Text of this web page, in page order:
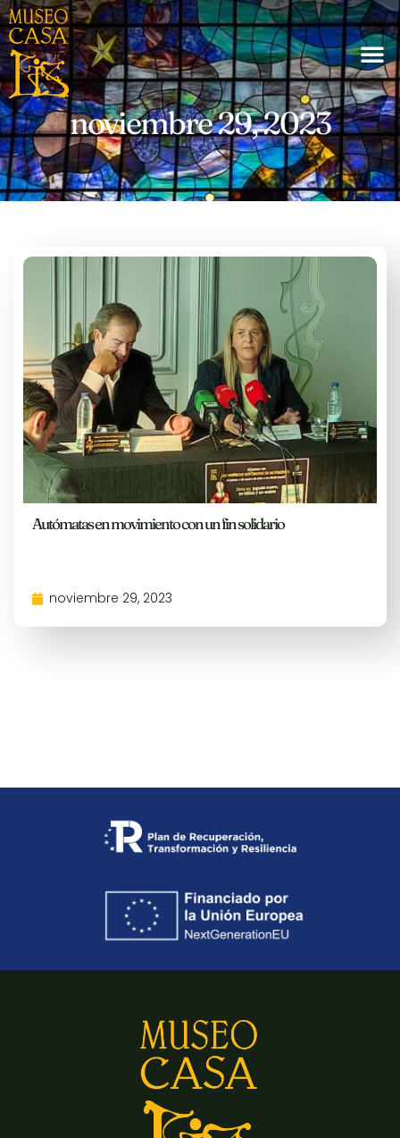
noviembre 29, 2023
Autómatas en movimiento con un fin solidario
noviembre 29, 2023